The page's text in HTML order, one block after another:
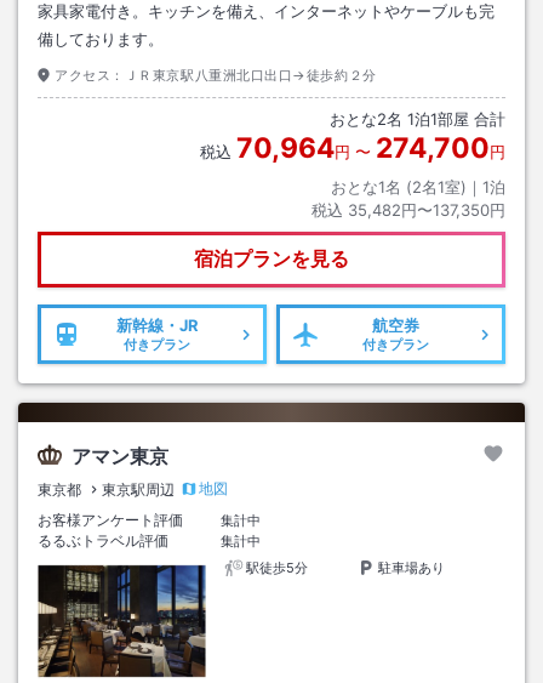
家具家電付き。キッチンを備え、インターネットやケーブルも完
備しております。
アクセス： ＪＲ東京駅八重洲北口出口→徒歩約２分
おとな2名 1泊1部屋 合計
税込 70,964円 〜 274,700円
おとな1名 (2名1室)｜ 1泊
税込 35,482円〜137,350円
宿泊プランを見る
新幹線・JR
付きプラン
航空券
付きプラン
アマン東京
東京都 東京駅周辺
地図
お客様アンケート評価
集計中
るるぶトラベル評価
集計中
駅徒歩5分
駐車場あり